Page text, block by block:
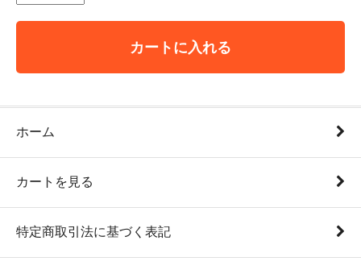
カートに入れる
ホーム
カートを見る
特定商取引法に基づく表記